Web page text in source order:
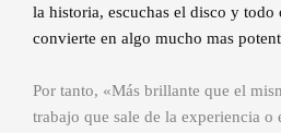
la historia, escuchas el disco y todo
convierte en algo mucho mas
Por tanto, «Más brillante que el
trabajo que sale de la experiencia o